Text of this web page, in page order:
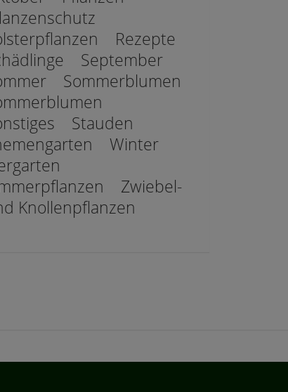
Rezepte
September
Sommerblumen
Stauden
Winter
Zwiebel-
Knollenpflanzen